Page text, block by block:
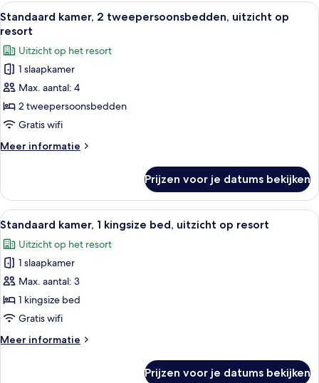
Alle
foto's
voor
Standaard
kamer,
2
tweepersoonsbedden,
uitzicht
op
resort
Een hotelkamer met twee bedden,
7
Standaard kamer, 2 tweepersoonsbedden, uitzicht op
resort
Uitzicht op het resort
1 slaapkamer
Max. aantal: 4
2 tweepersoonsbedden
Gratis wifi
Meer informatie
Meer
kamer,
tweepersoonsbedden,
op
resort
Prijzen voor je datums bekijken
Alle
foto's
voor
Standaard
kamer,
1
kingsize
uitzicht
Een hotelkamer met een groot bed,
5
Standaard kamer, 1 kingsize bed, uitzicht op resort
Uitzicht op het resort
1 slaapkamer
Max. aantal: 3
1 kingsize bed
Gratis wifi
Meer informatie
Meer
Prijzen voor je datums bekijken